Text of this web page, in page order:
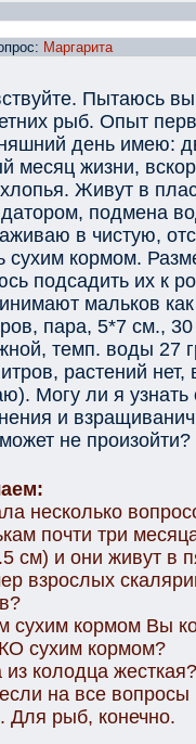
Маргарита
Пытаюсь
рыб. Опыт
день имею:
месяц жизни,
Живут в
подмена
в чистую,
сухим кормом.
подсадить их к
мальков
пара, 5*7 см.,
темп. воды 27
растений нет,
Могу ли я
и
не
несколько
почти три
см) и они живут в
взрослых
сухим кормом Вы
сухим кормом?
из колодца жесткая?
на все вопросы
Для рыб, конечно.